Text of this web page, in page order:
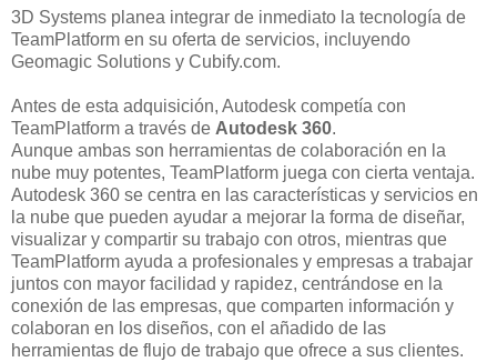
3D Systems planea integrar de inmediato la tecnología de
TeamPlatform en su oferta de servicios, incluyendo
Geomagic Solutions y Cubify.com.
Antes de esta adquisición, Autodesk competía con
TeamPlatform a través de Autodesk 360.
Aunque ambas son herramientas de colaboración en la
nube muy potentes, TeamPlatform juega con cierta ventaja.
Autodesk 360 se centra en las características y servicios en
la nube que pueden ayudar a mejorar la forma de diseñar,
visualizar y compartir su trabajo con otros, mientras que
TeamPlatform ayuda a profesionales y empresas a trabajar
juntos con mayor facilidad y rapidez, centrándose en la
conexión de las empresas, que comparten información y
colaboran en los diseños, con el añadido de las
herramientas de flujo de trabajo que ofrece a sus clientes.